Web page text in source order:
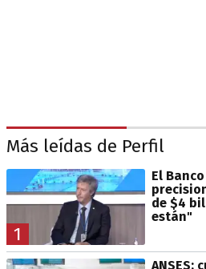
Más leídas de Perfil
1
El
de $4
están"
ANSES: